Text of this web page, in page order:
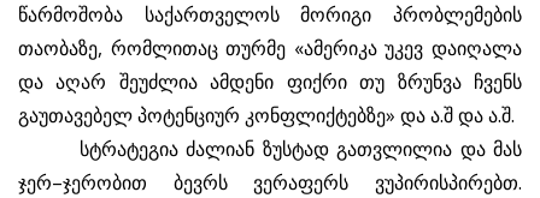
წარმოშობა საქართველოს მორიგი პრობლემების
თაობაზე, რომლითაც თურმე «ამერიკა უკევ დაიღალა
და აღარ შეუძლია ამდენი ფიქრი თუ ზრუნვა ჩვენს
გაუთავებელ პოტენციურ კონფლიქტებზე» და ა.შ და ა.შ.
სტრატეგია ძალიან ზუსტად გათვლილია და მას
ჯერ–ჯერობით ბევრს ვერაფერს ვუპირისპირებთ.